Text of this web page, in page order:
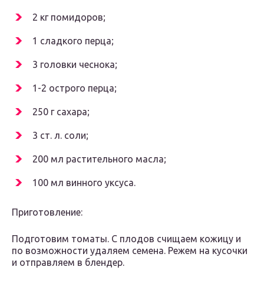
2 кг помидоров;
1 сладкого перца;
3 головки чеснока;
1-2 острого перца;
250 г сахара;
3 ст. л. соли;
200 мл растительного масла;
100 мл винного уксуса.
Приготовление:
Подготовим томаты. С плодов счищаем кожицу и
по возможности удаляем семена. Режем на кусочки
и отправляем в блендер.